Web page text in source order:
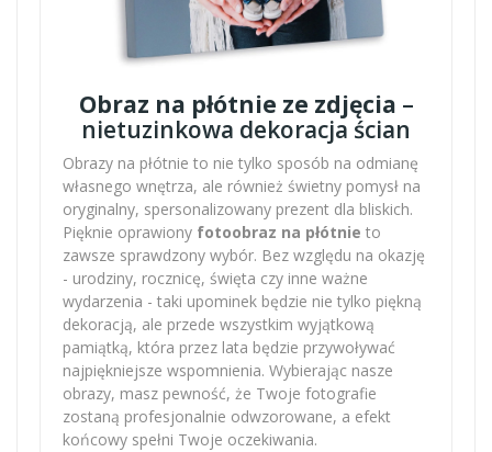
Obraz na płótnie ze zdjęcia –
nietuzinkowa dekoracja ścian
Obrazy na płótnie to nie tylko sposób na odmianę
własnego wnętrza, ale również świetny pomysł na
oryginalny, spersonalizowany prezent dla bliskich.
Pięknie oprawiony fotoobraz na płótnie to
zawsze sprawdzony wybór. Bez względu na okazję
- urodziny, rocznicę, święta czy inne ważne
wydarzenia - taki upominek będzie nie tylko piękną
dekoracją, ale przede wszystkim wyjątkową
pamiątką, która przez lata będzie przywoływać
najpiękniejsze wspomnienia. Wybierając nasze
obrazy, masz pewność, że Twoje fotografie
zostaną profesjonalnie odwzorowane, a efekt
końcowy spełni Twoje oczekiwania.